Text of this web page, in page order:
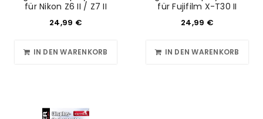
für Nikon Z6 II / Z7 II
24,99 €
IN DEN WARENKORB
für Fujifilm X-T30 II
24,99 €
IN DEN WARENKORB